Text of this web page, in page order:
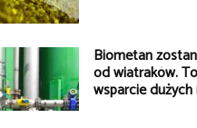
Biometan
od wiatraków.
wsparcie